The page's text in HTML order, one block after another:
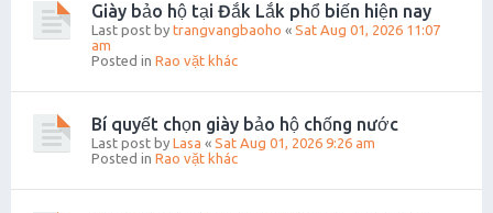
Giày bảo hộ tại Đắk Lắk phổ biến hiện nay
Last post by trangvangbaoho « Sat Aug 01, 2026 11:07
am
Posted in Rao vặt khác
Bí quyết chọn giày bảo hộ chống nước
Last post by Lasa « Sat Aug 01, 2026 9:26 am
Posted in Rao vặt khác